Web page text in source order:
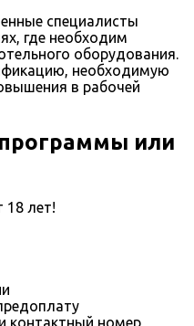
специалисты
где необходим
оборудования.
необходимую
в рабочей
или
18 лет!
контактный номер